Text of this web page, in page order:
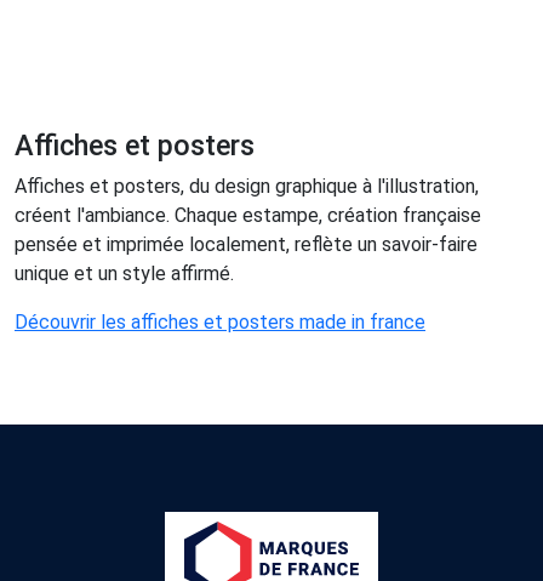
Affiches et posters
Affiches et posters, du design graphique à l'illustration,
créent l'ambiance. Chaque estampe, création française
pensée et imprimée localement, reflète un savoir-faire
unique et un style affirmé.
Découvrir les affiches et posters made in france